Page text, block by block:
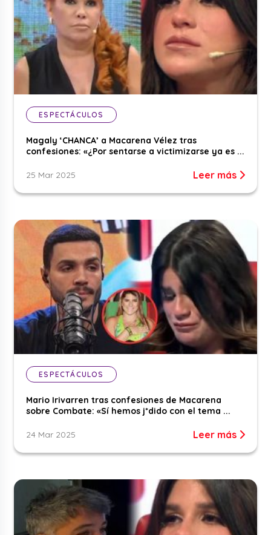
ESPECTÁCULOS
Magaly ‘CHANCA’ a Macarena Vélez tras
confesiones: «¿Por sentarse a victimizarse ya es ...
25 Mar 2025 Leer más
ESPECTÁCULOS
Mario Irivarren tras confesiones de Macarena
sobre Combate: «Sí hemos j*dido con el tema ...
24 Mar 2025 Leer más